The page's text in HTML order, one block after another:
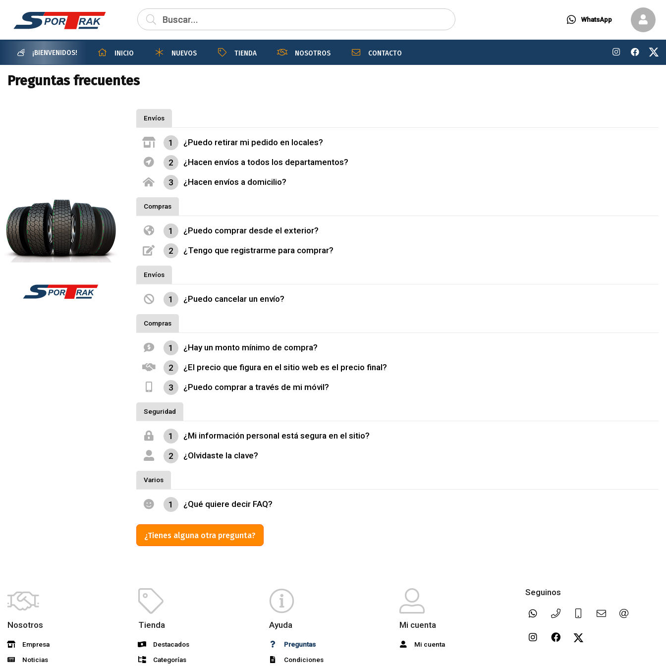
WhatsApp
¡BIENVENIDOS! INICIO NUEVOS TIENDA NOSOTROS CONTACTO
Preguntas frecuentes
Envíos
1 ¿Puedo retirar mi pedido en locales?
2 ¿Hacen envíos a todos los departamentos?
3 ¿Hacen envíos a domicilio?
Compras
1 ¿Puedo comprar desde el exterior?
2 ¿Tengo que registrarme para comprar?
Envíos
1 ¿Puedo cancelar un envío?
Compras
1 ¿Hay un monto mínimo de compra?
2 ¿El precio que figura en el sitio web es el precio final?
3 ¿Puedo comprar a través de mi móvil?
Seguridad
1 ¿Mi información personal está segura en el sitio?
2 ¿Olvidaste la clave?
Varios
1 ¿Qué quiere decir FAQ?
¿Tienes alguna otra pregunta?
Nosotros
Empresa
Noticias
Tienda
Destacados
Categorías
Ayuda
Preguntas
Condiciones
Mi cuenta
Mi cuenta
Seguinos